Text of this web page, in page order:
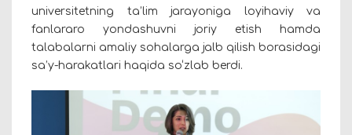
universitetning ta’lim jarayoniga loyihaviy va
fanlararo yondashuvni joriy etish hamda
talabalarni amaliy sohalarga jalb qilish borasidagi
sa’y-harakatlari haqida so‘zlab berdi.